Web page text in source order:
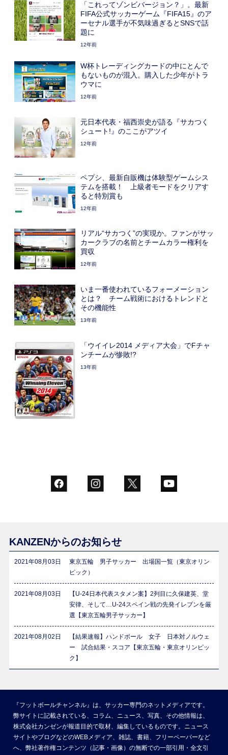
「これってゾンビバージョン？」。最新
FIFA公式サッカーゲーム『FIFA15』のア
ーセナル選手が不気味過ぎるとSNSで話
題に
12年前
W杯トレーディングカードの中にとんで
もないものが混入。購入した少年がトラ
ウマに
12年前
元日本代表・福西崇史が語る『サカつく
シュート!』のここがアツイ
12年前
ペプシ、最新自販機は体験型ゲームシス
テムを搭載！ 上級者モードをクリアす
ると特別賞も
12年前
リアル“サカつく”の実現か。ファンがサッ
カークラブの名前とチームカラー権利を
買収
12年前
いま一番使われているフォーメーション
とは？ チーム戦術におけるトレンドと
その機能性
13年前
「ウイイレ2014 メディア大会」でFチャ
ンチームが惨敗!?
13年前
KANZENからのお知らせ
2021年08月03日
東京五輪 男子サッカー 出場国一覧（東京オリン
ピック）
2021年08月03日
【U-24日本代表スタメン案】2列目に久保建英、堂
安律、そして…U-24スペイン戦の先発イレブンを厳
選【東京五輪男子サッカー】
2021年08月02日
【結果速報】ハンドボール 女子 日本対ノルウェ
ー 試合結果・スコア【東京五輪・東京オリンピッ
ク】
『フットボールチャンネル』は、サッカー専門のネットメディアです。
弊サイトに記載されている、コラム、ニュース、写真、その他情報は、
株式会社カンゼンが報道目的で取材、編集しているものです。ニュース
サイトやブログなどのWEBメディア、雑誌、書籍、フリーペーパーなど
へ、弊社著作権コンテンツ（記事・画像）の無断での一部引用・全文引